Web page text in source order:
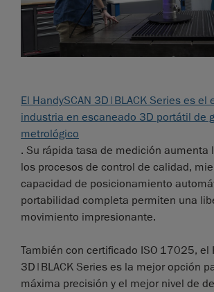
El HandySCAN 3D|BLACK Series es el
industria en escaneado 3D portátil de
metrológico
. Su rápida tasa de medición aumenta
los procesos de control de calidad,
capacidad de posicionamiento
portabilidad completa permiten una
movimiento impresionante.
También con certificado ISO 17025, el
3D|BLACK Series es la mejor opción
máxima precisión y el mejor nivel de